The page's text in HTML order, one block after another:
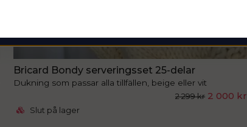
Bricard Bondy serveringsset 25-delar
Dukning som passar alla tillfällen, beige eller vit
2 299 kr 2 000 kr
Slut på lager